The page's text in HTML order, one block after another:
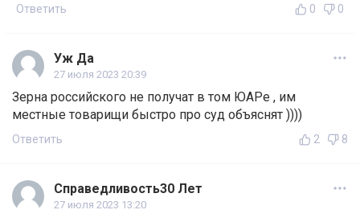
Ответить 0 0
Уж Да
27 июля 2023 20:39
Зерна российского не получат в том ЮАРе , им
местные товарищи быстро про суд объяснят ))))
Ответить 2 8
Справедливость30 Лет
27 июля 2023 13:20